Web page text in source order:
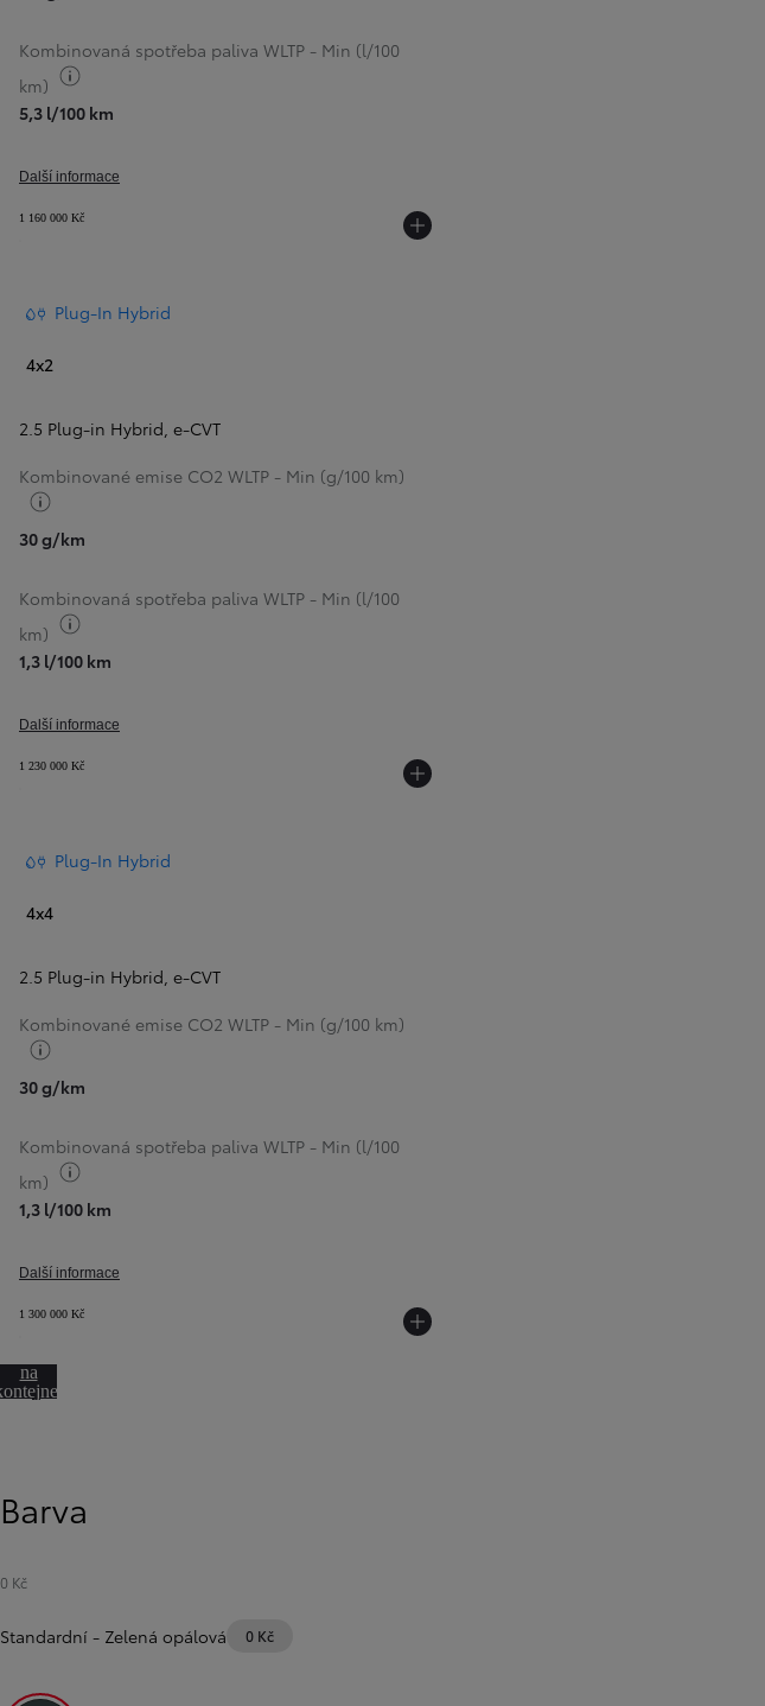
Od
Yaris Cross
Kombinovaná spotřeba paliva WLTP - Min (l/100
km)
5,3 l/100 km
Další informace
1 160 000 Kč
Plug-In Hybrid
4x2
2.5 Plug-in Hybrid, e-CVT
Kombinované emise CO2 WLTP - Min (g/100 km)
30 g/km
Kombinovaná spotřeba paliva WLTP - Min (l/100
km)
1,3 l/100 km
Další informace
1 230 000 Kč
Plug-In Hybrid
4x4
2.5 Plug-in Hybrid, e-CVT
Kombinované emise CO2 WLTP - Min (g/100 km)
30 g/km
Kombinovaná spotřeba paliva WLTP - Min (l/100
km)
1,3 l/100 km
Další informace
1 300 000 Kč
na
Barva
0 Kč
Standardní - Zelená opálová 0 Kč